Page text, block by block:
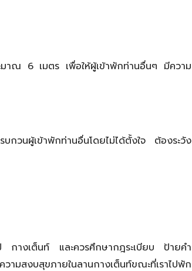
มาณ 6 เมตร เพื่อให้ผู้เข้าพักท่านอื่นๆ มีความ
กวนผู้เข้าพักท่านอื่นโดยไม่ได้ตั้งใจ ต้องระวัง
กางเต็นท์ และควรศึกษากฎระเบียบ ป้ายคำ
ามสงบสุขภายในลานกางเต็นท์ขณะที่เราไปพัก